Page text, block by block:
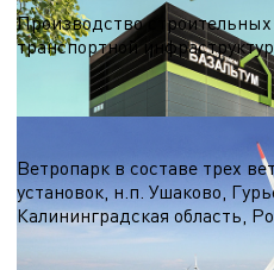
Производство
транспортной
S = 7 000 м.кв.
Ветропарк в составе трех
установок, н.п. Ушаково,
Калининградская область,